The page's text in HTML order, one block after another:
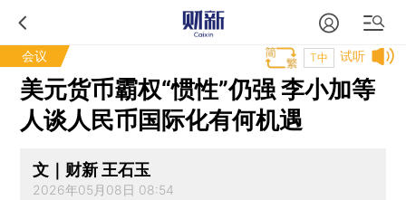
会议 试听
T中
美元货币霸权“惯性”仍强 李小加等
人谈人民币国际化有何机遇
文｜财新 王石玉
2026年05月08日 08:54